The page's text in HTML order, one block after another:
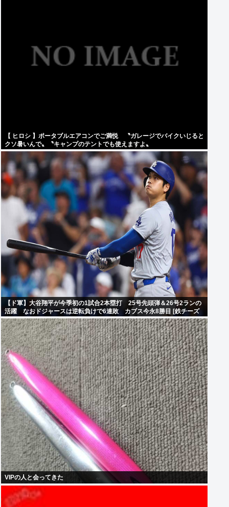
【 ヒロシ 】ポータブルエアコンでご満悦 〝ガレージでバイクいじると
クソ暑いんで〟〝キャンプのテントでも使えますよ〟
【ド軍】大谷翔平が今季初の1試合2本塁打 25号先頭弾＆26号2ランの
活躍 なおドジャースは逆転負けで6連敗 カブス今永8勝目 [鉄チーズ
烏★]
VIPの人と会ってきた